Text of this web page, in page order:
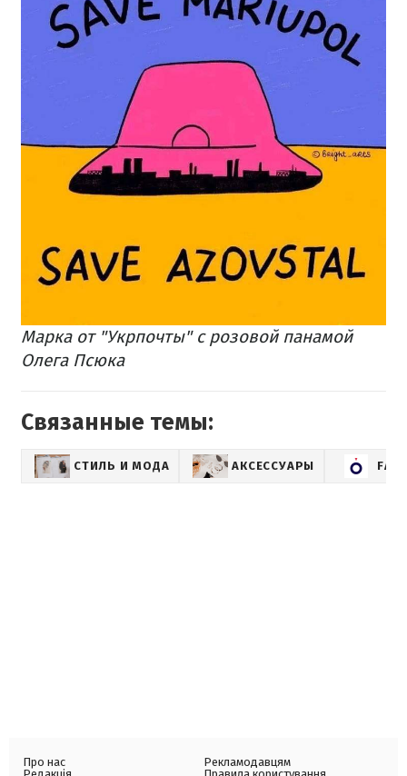
Марка от "Укрпочты" с розовой панамой
Олега Псюка
Связанные темы:
СТИЛЬ И МОДА АКСЕССУАРЫ
Про нас
Рекламодавцям